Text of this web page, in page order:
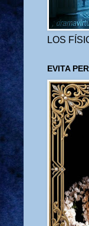
LOS
EVITA